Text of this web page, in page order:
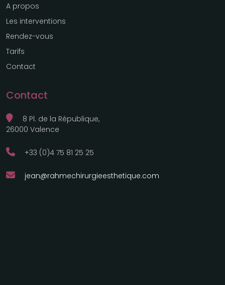
A propos
Les interventions
Rendez-vous
Tarifs
Contact
Contact
8 Pl. de la République,
26000 Valence
+33 (0)4 75 81 25 25
jean@rahmechirurgieesthetique.com